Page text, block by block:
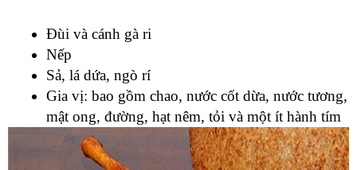
Đùi và cánh gà ri
Nếp
Sả, lá dứa, ngò rí
Gia vị: bao gồm chao, nước cốt dừa, nước tương,
mật ong, đường, hạt nêm, tỏi và một ít hành tím